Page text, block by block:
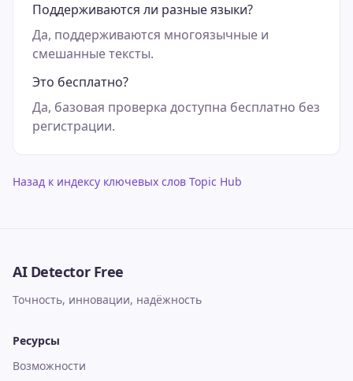
Поддерживаются ли разные языки?
Да, поддерживаются многоязычные и
смешанные тексты.
Это бесплатно?
Да, базовая проверка доступна бесплатно без
регистрации.
Назад к индексу ключевых слов Topic Hub
AI Detector Free
Точность, инновации, надёжность
Ресурсы
Возможности